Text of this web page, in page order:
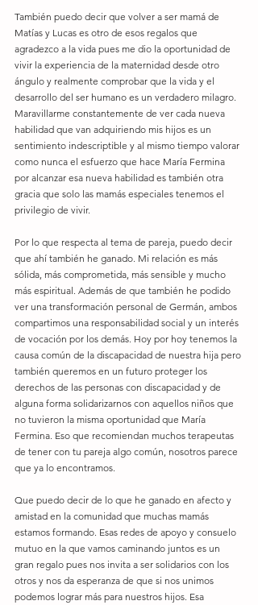
También puedo decir que volver a ser mamá de
Matías y Lucas es otro de esos regalos que
agradezco a la vida pues me dio la oportunidad de
vivir la experiencia de la maternidad desde otro
ángulo y realmente comprobar que la vida y el
desarrollo del ser humano es un verdadero milagro.
Maravillarme constantemente de ver cada nueva
habilidad que van adquiriendo mis hijos es un
sentimiento indescriptible y al mismo tiempo valorar
como nunca el esfuerzo que hace María Fermina
por alcanzar esa nueva habilidad es también otra
gracia que solo las mamás especiales tenemos el
privilegio de vivir.
Por lo que respecta al tema de pareja, puedo decir
que ahí también he ganado. Mi relación es más
sólida, más comprometida, más sensible y mucho
más espiritual. Además de que también he podido
ver una transformación personal de Germán, ambos
compartimos una responsabilidad social y un interés
de vocación por los demás. Hoy por hoy tenemos la
causa común de la discapacidad de nuestra hija pero
también queremos en un futuro proteger los
derechos de las personas con discapacidad y de
alguna forma solidarizarnos con aquellos niños que
no tuvieron la misma oportunidad que María
Fermina. Eso que recomiendan muchos terapeutas
de tener con tu pareja algo común, nosotros parece
que ya lo encontramos.
Que puedo decir de lo que he ganado en afecto y
amistad en la comunidad que muchas mamás
estamos formando. Esas redes de apoyo y consuelo
mutuo en la que vamos caminando juntos es un
gran regalo pues nos invita a ser solidarios con los
otros y nos da esperanza de que si nos unimos
podemos lograr más para nuestros hijos. Esa